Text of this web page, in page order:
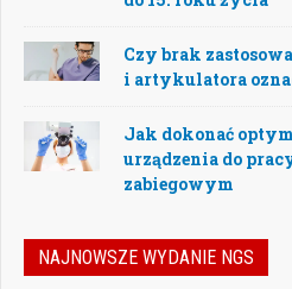
Czy brak
i artykulatora
Jak dokonać
urządzenia do
zabiegowym
NAJNOWSZE WYDANIE NGS